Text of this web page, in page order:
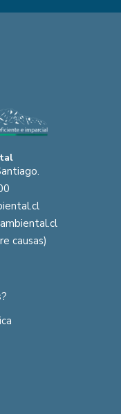
causas)